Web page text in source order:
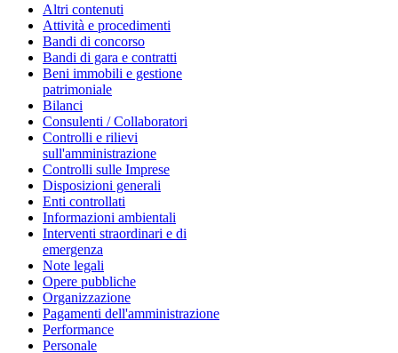
Altri contenuti
Attività e procedimenti
Bandi di concorso
Bandi di gara e contratti
Beni immobili e gestione
patrimoniale
Bilanci
Consulenti / Collaboratori
Controlli e rilievi
sull'amministrazione
Controlli sulle Imprese
Disposizioni generali
Enti controllati
Informazioni ambientali
Interventi straordinari e di
emergenza
Note legali
Opere pubbliche
Organizzazione
Pagamenti dell'amministrazione
Performance
Personale